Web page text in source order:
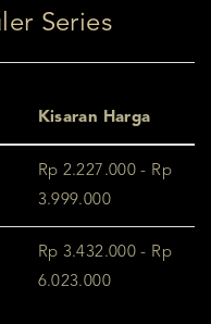
Series
Kisaran Harga
Rp 2.227.000 - Rp
3.999.000
Rp 3.432.000 - Rp
6.023.000